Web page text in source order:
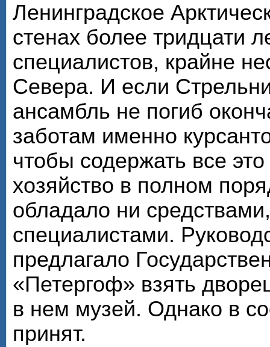
Ленинградское
стенах более тридцати
специалистов, крайне
Севера. И если
ансамбль не погиб
заботам именно
чтобы содержать все
хозяйство в полном
обладало ни
специалистами.
предлагало
«Петергоф» взять
в нем музей. Однако в
принят.